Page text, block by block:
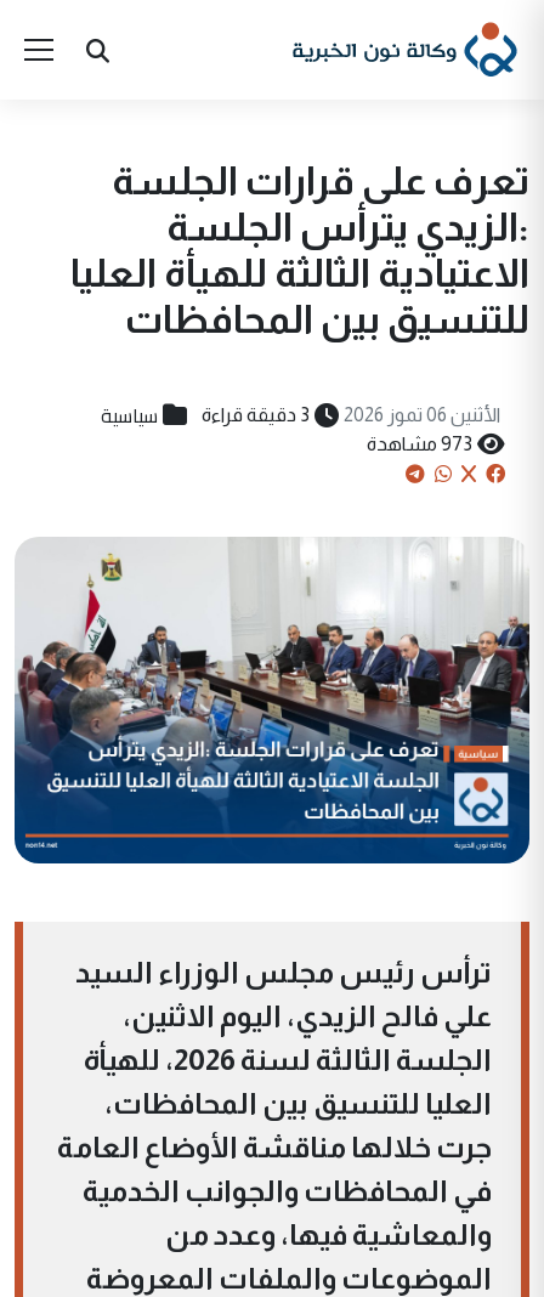
تعرف على قرارات الجلسة
:الزيدي يترأس الجلسة
الاعتيادية الثالثة للهيأة العليا
للتنسيق بين المحافظات
الأثنين 06 تموز 2026 3 دقيقة قراءة سياسية
973 مشاهدة
ترأس رئيس مجلس الوزراء السيد
علي فالح الزيدي، اليوم الاثنين،
الجلسة الثالثة لسنة 2026، للهيأة
العليا للتنسيق بين المحافظات،
جرت خلالها مناقشة الأوضاع العامة
في المحافظات والجوانب الخدمية
والمعاشية فيها، وعدد من
الموضوعات والملفات المعروضة